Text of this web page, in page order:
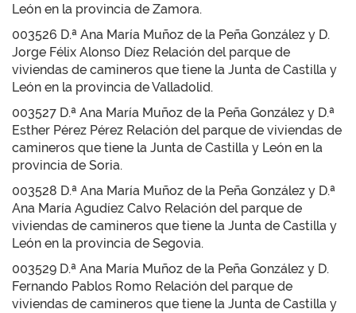
León en la provincia de Zamora.
003526 D.ª Ana María Muñoz de la Peña González y D.
Jorge Félix Alonso Díez Relación del parque de
viviendas de camineros que tiene la Junta de Castilla y
León en la provincia de Valladolid.
003527 D.ª Ana María Muñoz de la Peña González y D.ª
Esther Pérez Pérez Relación del parque de viviendas de
camineros que tiene la Junta de Castilla y León en la
provincia de Soria.
003528 D.ª Ana María Muñoz de la Peña González y D.ª
Ana María Agudíez Calvo Relación del parque de
viviendas de camineros que tiene la Junta de Castilla y
León en la provincia de Segovia.
003529 D.ª Ana María Muñoz de la Peña González y D.
Fernando Pablos Romo Relación del parque de
viviendas de camineros que tiene la Junta de Castilla y